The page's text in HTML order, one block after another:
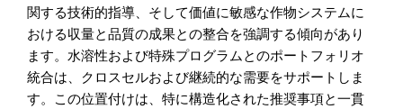
関する技術的指導、そして価値に敏感な作物システムに
おける収量と品質の成果との整合を強調する傾向があり
ます。水溶性および特殊プログラムとのポートフォリオ
統合は、クロスセルおよび継続的な需要をサポートしま
す。この位置付けは、特に構造化された推奨事項と一貫